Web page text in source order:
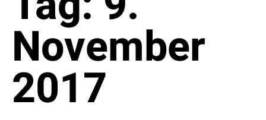
November
2017